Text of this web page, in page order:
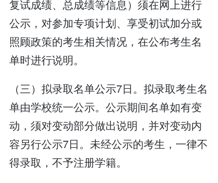
复试成绩、总成绩等信息）须在网上进行
公示，对参加专项计划、享受初试加分或
照顾政策的考生相关情况，在公布考生名
单时进行说明。
（三）拟录取名单公示7日。拟录取考生名
单由学校统一公示。公示期间名单如有变
动，须对变动部分做出说明，并对变动内
容另行公示7日。未经公示的考生，一律不
得录取，不予注册学籍。